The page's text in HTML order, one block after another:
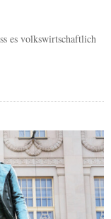
es volkswirtschaftlich